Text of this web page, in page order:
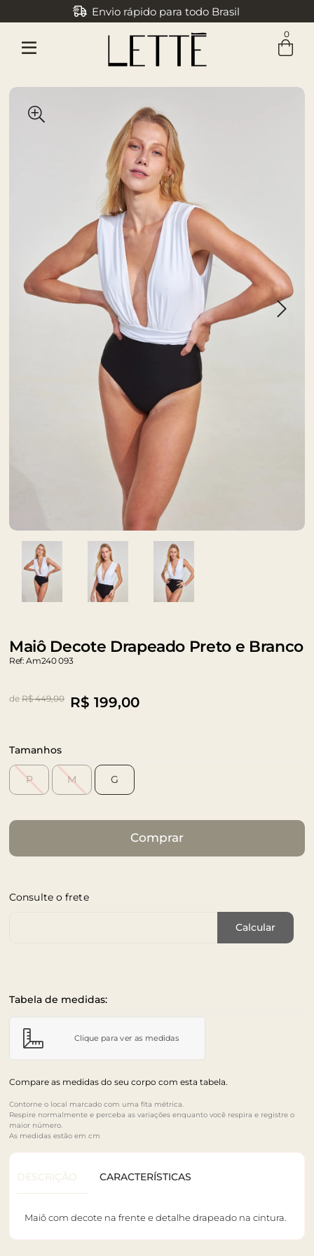
Envio rápido para todo Brasil
0
Maiô Decote Drapeado Preto e Branco
Ref: Am240 093
de R$ 449,00 R$ 199,00
Tamanhos
P M G
Comprar
Consulte o frete
Calcular
Tabela de medidas:
Clique para ver as medidas
Compare as medidas do seu corpo com esta tabela.
Contorne o local marcado com uma fita métrica.
Respire normalmente e perceba as variações enquanto você respira e registre o
maior número.
As medidas estão em cm
DESCRIÇÃO CARACTERÍSTICAS
Maiô com decote na frente e detalhe drapeado na cintura.